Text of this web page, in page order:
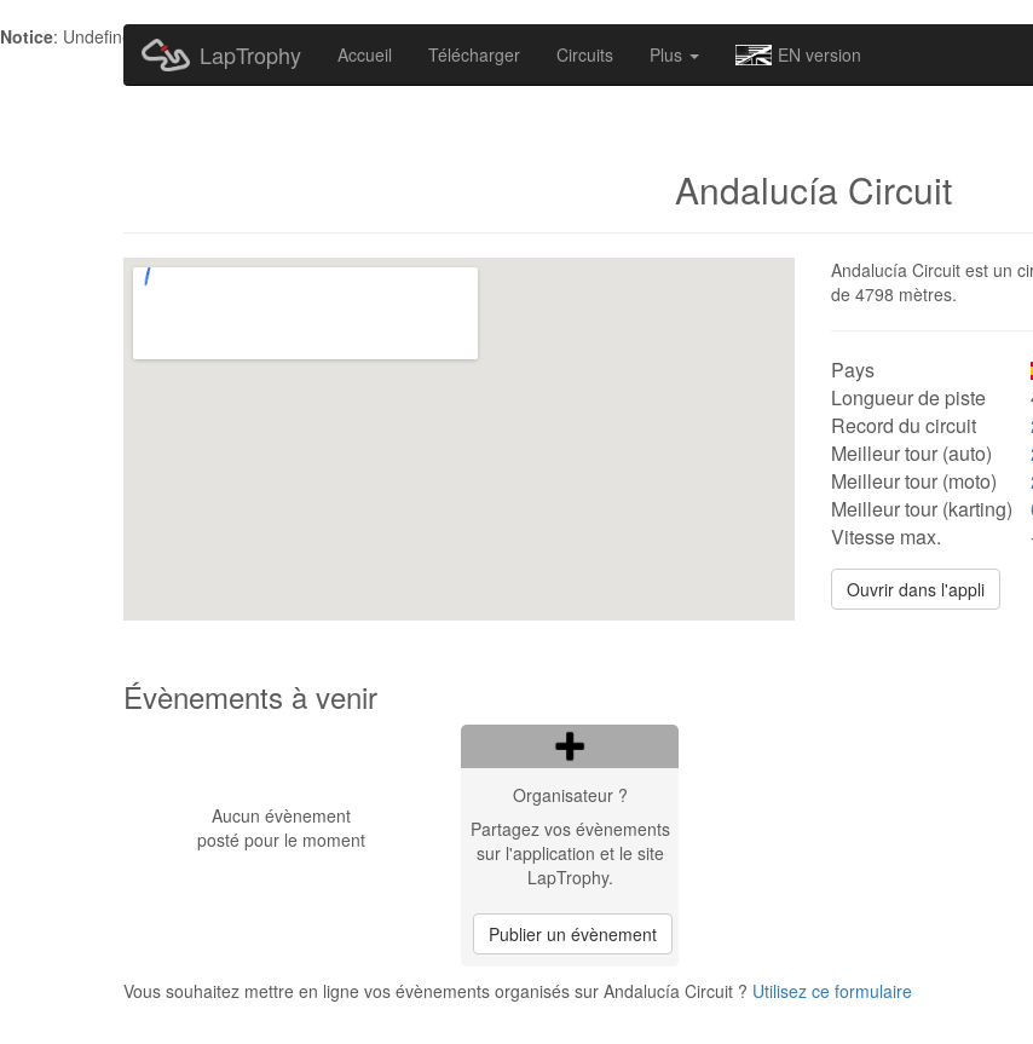
Notice: Undefined index: HTTP_ACCEPT_LANGUAGE in
LapTrophy Accueil Télécharger Circuits Plus EN version
Andalucía Circuit
Andalucía Circuit est un
de 4798 mètres.
Pays
Longueur de piste
Record du circuit
Meilleur tour (auto)
Meilleur tour (moto)
Meilleur tour (karting)
Vitesse max.
Ouvrir dans l'appli
Évènements à venir
Aucun évènement
posté pour le moment
Organisateur ?
Partagez vos évènements
sur l'application et le site
LapTrophy.
Publier un évènement
Vous souhaitez mettre en ligne vos évènements organisés sur Andalucía Circuit ? Utilisez ce formulaire